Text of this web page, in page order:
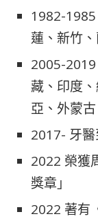
1982-
蓮、新竹
2005-
藏、印度
亞、外蒙古
2017- 牙
2022 榮獲
獎章」
2022 著有